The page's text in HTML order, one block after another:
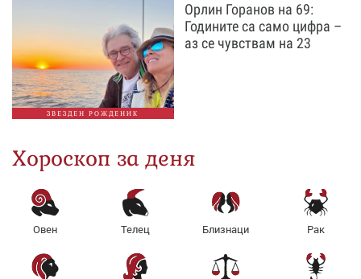
ЗВЕЗДЕН РОЖДЕНИК
Орлин Горанов на 69:
Годините са само цифра –
аз се чувствам на 23
Хороскоп за деня
Овен Телец Близнаци Рак